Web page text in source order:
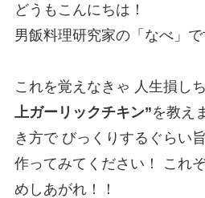
どうもこんにちは！
男飯料理研究家の「なべ」で
これを覚えなきゃ 人生損し
上ガーリックチキン”を教え
き方で びっくりするぐらい
作ってみてください！ これ
めしあがれ！！